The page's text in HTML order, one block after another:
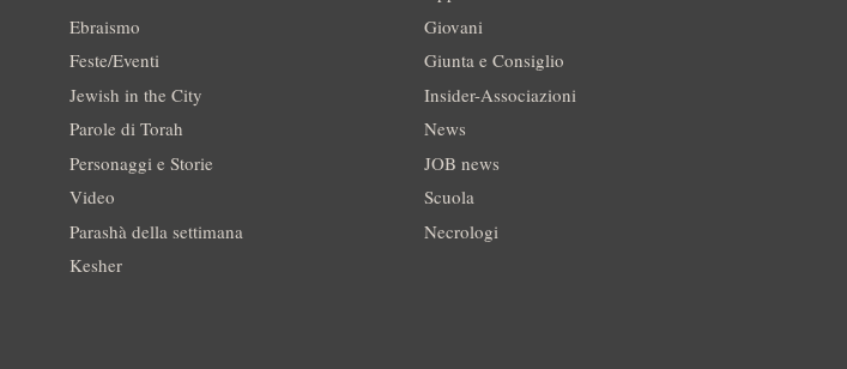
Ebraismo
Feste/Eventi
Jewish in the City
Parole di Torah
Personaggi e Storie
Video
Parashà della settimana
Kesher
Giovani
Giunta e Consiglio
Insider-Associazioni
News
JOB news
Scuola
Necrologi